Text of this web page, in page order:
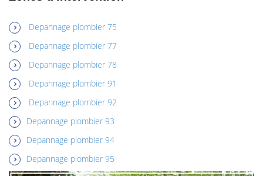
Depannage plombier 75
Depannage plombier 77
Depannage plombier 78
Depannage plombier 91
Depannage plombier 92
Depannage plombier 93
Depannage plombier 94
Depannage plombier 95